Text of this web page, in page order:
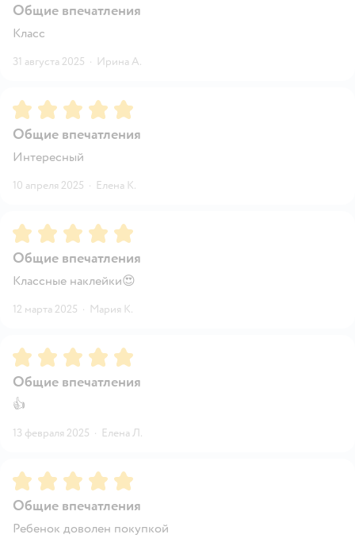
Общие впечатления
Класс
31 августа 2025 · Ирина А.
Рейтинг:5
Общие впечатления
Интересный
10 апреля 2025 · Елена К.
Рейтинг:5
Общие впечатления
Классные наклейки😍
12 марта 2025 · Мария К.
Рейтинг:5
Общие впечатления
👍
13 февраля 2025 · Елена Л.
Рейтинг:5
Общие впечатления
Ребенок доволен покупкой